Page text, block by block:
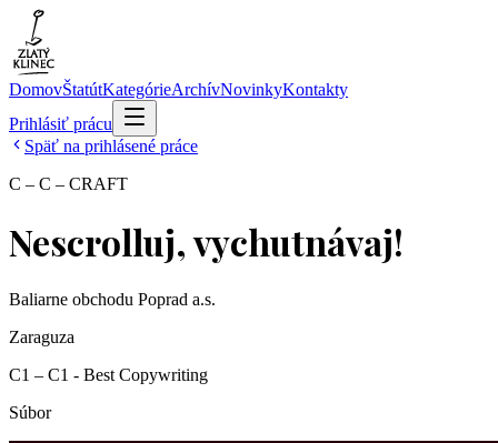
DomovŠtatútKategórieArchívNovinkyKontakty
Prihlásiť prácu
Späť na prihlásené práce
C – C – CRAFT
Nescrolluj, vychutnávaj!
Baliarne obchodu Poprad a.s.
Zaraguza
C1 – C1 - Best Copywriting
Súbor